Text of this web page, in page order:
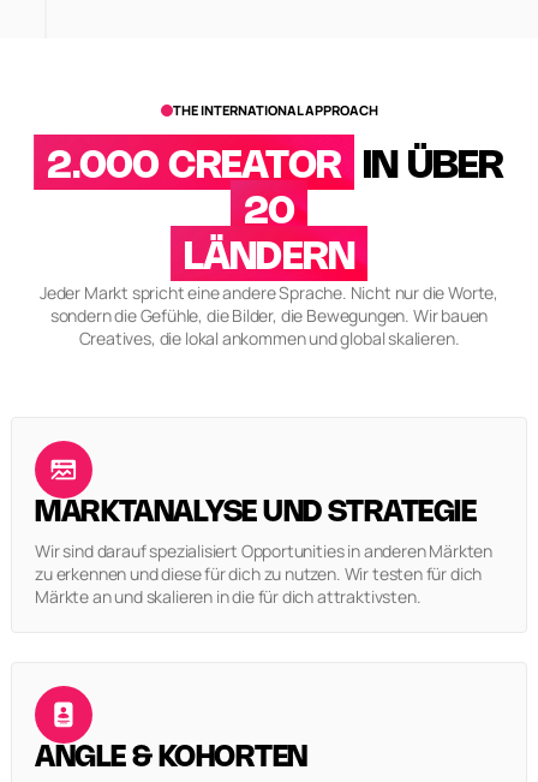
THE INTERNATIONAL APPROACH
2.000 CREATOR
IN ÜBER
20
LÄNDERN
Jeder Markt spricht eine andere Sprache. Nicht nur die Worte,
sondern die Gefühle, die Bilder, die Bewegungen. Wir bauen
Creatives, die lokal ankommen und global skalieren.
MARKTANALYSE UND STRATEGIE
Wir sind darauf spezialisiert Opportunities in anderen Märkten
zu erkennen und diese für dich zu nutzen. Wir testen für dich
Märkte an und skalieren in die für dich attraktivsten.
ANGLE & KOHORTEN